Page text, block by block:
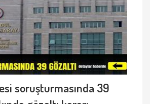
soruşturmasında 39